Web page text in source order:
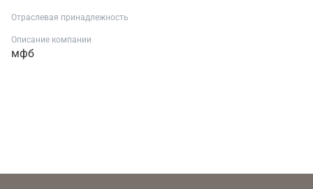
Отраслевая принадлежность
Описание компании
мфб